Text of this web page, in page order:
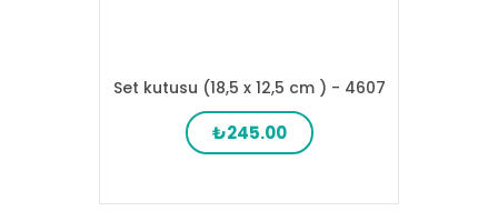
Set kutusu (18,5 x 12,5 cm ) - 4607
₺245.00